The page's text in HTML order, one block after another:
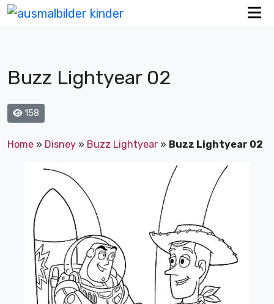
Buzz Lightyear 02
158
Home » Disney » Buzz Lightyear » Buzz Lightyear 02